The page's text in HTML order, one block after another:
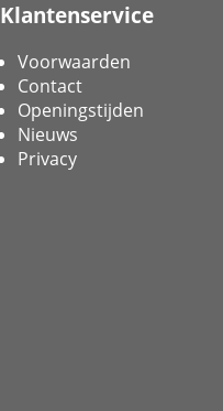
Klantenservice
Voorwaarden
Contact
Openingstijden
Nieuws
Privacy